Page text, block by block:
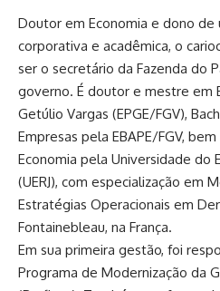
Doutor em Economia e dono de
corporativa e acadêmica, o
ser o secretário da Fazenda do
governo. É doutor e mestre em
Getúlio Vargas (EPGE/FGV),
Empresas pela EBAPE/FGV,
Economia pela Universidade do
(UERJ), com especialização em
Estratégias Operacionais em
Fontainebleau, na França.
Em sua primeira gestão, foi
Programa de Modernização da